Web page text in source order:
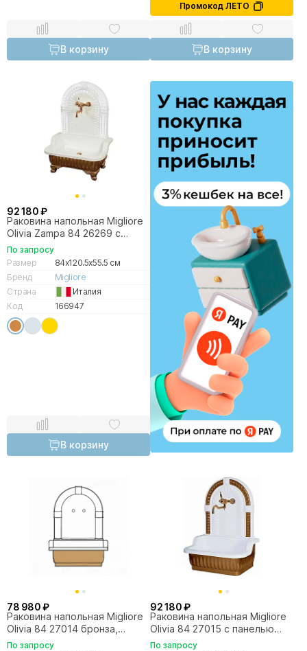
В корзину
Промокод ЛЕТО
В корзину
92 180 ₽
Раковина напольная Migliore
Olivia Zampa 84 26269 с
лапами бронза, панель белая
По запросу
Размер
84x120.5x55.5 см
Бренд
Migliore
Страна
Италия
Код
166947
В корзину
78 980 ₽
Раковина напольная Migliore
Olivia 84 27014 бронза,
панель белая
По запросу
92 180 ₽
Раковина напольная Migliore
Olivia 84 27015 с панелью
бронза
По запросу